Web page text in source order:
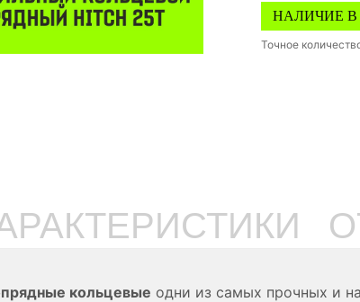
НАЛИЧИЕ В
Точное
кольцевые одни из самых прочных и